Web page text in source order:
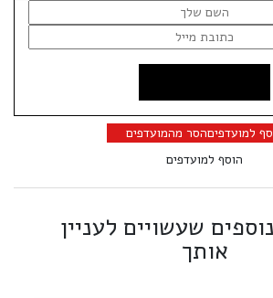
למועדפיםהסר מהמועדפים
הוסף למועדפים
שעשויים לעניין
אותך